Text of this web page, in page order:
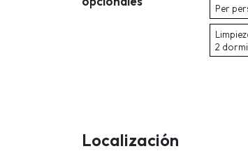
Per
2
Localización